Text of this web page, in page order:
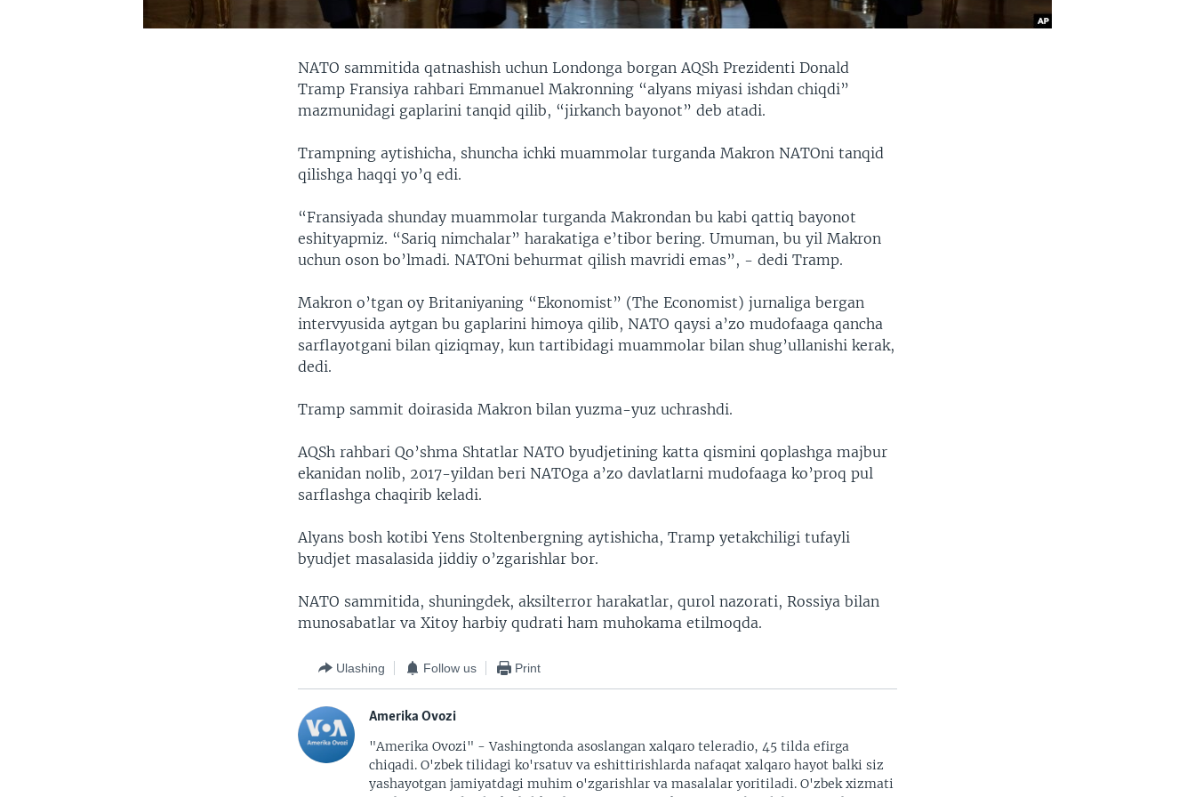
NATO sammitida qatnashish uchun Londonga borgan AQSh Prezidenti Donald
Tramp Fransiya rahbari Emmanuel Makronning “alyans miyasi ishdan chiqdi”
mazmunidagi gaplarini tanqid qilib, “jirkanch bayonot” deb atadi.
Trampning aytishicha, shuncha ichki muammolar turganda Makron NATOni tanqid
qilishga haqqi yo’q edi.
“Fransiyada shunday muammolar turganda Makrondan bu kabi qattiq bayonot
eshityapmiz. “Sariq nimchalar” harakatiga e’tibor bering. Umuman, bu yil Makron
uchun oson bo’lmadi. NATOni behurmat qilish mavridi emas”, - dedi Tramp.
Makron o’tgan oy Britaniyaning “Ekonomist” (The Economist) jurnaliga bergan
intervyusida aytgan bu gaplarini himoya qilib, NATO qaysi a’zo mudofaaga qancha
sarflayotgani bilan qiziqmay, kun tartibidagi muammolar bilan shug’ullanishi kerak,
dedi.
Tramp sammit doirasida Makron bilan yuzma-yuz uchrashdi.
AQSh rahbari Qo’shma Shtatlar NATO byudjetining katta qismini qoplashga majbur
ekanidan nolib, 2017-yildan beri NATOga a’zo davlatlarni mudofaaga ko’proq pul
sarflashga chaqirib keladi.
Alyans bosh kotibi Yens Stoltenbergning aytishicha, Tramp yetakchiligi tufayli
byudjet masalasida jiddiy o’zgarishlar bor.
NATO sammitida, shuningdek, aksilterror harakatlar, qurol nazorati, Rossiya bilan
munosabatlar va Xitoy harbiy qudrati ham muhokama etilmoqda.
Ulashing Follow us Print
Amerika Ovozi
"Amerika Ovozi" - Vashingtonda asoslangan xalqaro teleradio, 45 tilda efirga
chiqadi. O'zbek tilidagi ko'rsatuv va eshittirishlarda nafaqat xalqaro hayot balki siz
yashayotgan jamiyatdagi muhim o'zgarishlar va masalalar yoritiladi. O'zbek xizmati